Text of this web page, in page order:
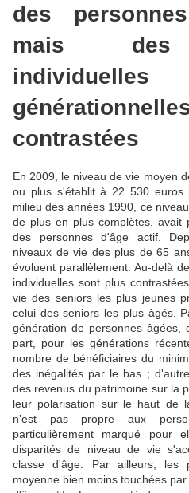
des
mais des
contrastées
En 2009, le niveau de vie moyen
ou plus s'établit à 22 530 euros
milieu des années 1990, ce
de plus en plus complètes, avait
des personnes d'âge actif.
niveaux de vie des plus de 65
évoluent parallèlement. Au-delà
individuelles sont plus
vie des seniors les plus jeunes
celui des seniors les plus âgés.
génération de personnes âgées,
part, pour les générations
nombre de bénéficiaires du
des inégalités par le bas ;
des revenus du patrimoine sur la
leur polarisation sur le haut de
n'est pas propre aux
particulièrement marqué pour
disparités de niveau de vie
classe d'âge. Par ailleurs, les
moyenne bien moins touchées